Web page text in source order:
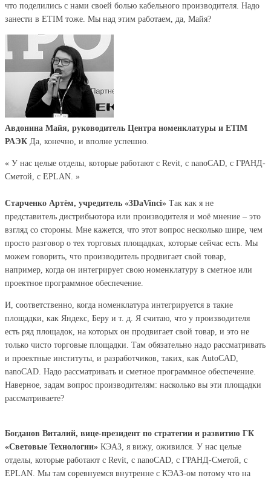
что поделились с нами своей болью кабельного производителя. Надо
занести в ETIM тоже. Мы над этим работаем, да, Майя?
Авдонина Майя, руководитель Центра номенклатуры и ETIM
РАЭК Да, конечно, и вполне успешно.
« У нас целые отделы, которые работают с Revit, с nanoCAD, с ГРАНД-
Сметой, с EPLAN. »
Старченко Артём, учредитель «3DaVinci» Так как я не
представитель дистрибьютора или производителя и моё мнение – это
взгляд со стороны. Мне кажется, что этот вопрос несколько шире, чем
просто разговор о тех торговых площадках, которые сейчас есть. Мы
можем говорить, что производитель продвигает свой товар,
например, когда он интегрирует свою номенклатуру в сметное или
проектное программное обеспечение.
И, соответственно, когда номенклатура интегрируется в такие
площадки, как Яндекс, Беру и т. д. Я считаю, что у производителя
есть ряд площадок, на которых он продвигает свой товар, и это не
только чисто торговые площадки. Там обязательно надо рассматривать
и проектные институты, и разработчиков, таких, как AutoCAD,
nanoCAD. Надо рассматривать и сметное программное обеспечение.
Наверное, задам вопрос производителям: насколько вы эти площадки
рассматриваете?
Богданов Виталий, вице-президент по стратегии и развитию ГК
«Световые Технологии» КЭАЗ, я вижу, оживился. У нас целые
отделы, которые работают с Revit, с nanoCAD, с ГРАНД-Сметой, с
EPLAN. Мы там соревнуемся внутренне с КЭАЗ-ом потому что на